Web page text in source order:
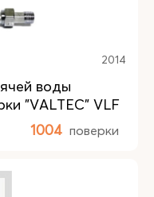
2014
воды
"VALTEC" VLF
1004 поверки